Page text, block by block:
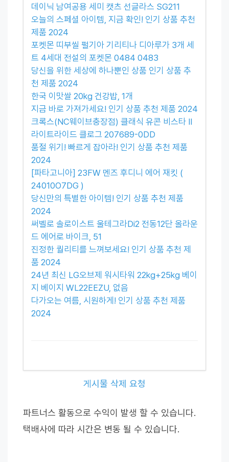
데이닉 남여공용 세미 캣츠 선글라스 SG211
오늘의 스페셜 아이템, 지금 확인! 인기 상품 추천
제품 2024
포켓몬 띠부씰 펄기아 기리티나 디아루가 3개 세
트 4세대 전설의 포켓몬 0484 0483
당신을 위한 세상에 하나뿐인 상품 인기 상품 추
천 제품 2024
한국 이맛쌀 20kg 건강밥, 1개
지금 바로 가져가세요! 인기 상품 추천 제품 2024
크록스(NC웨이브충장점) 클래식 유콘 비스타 II
라이트라이드 클로그 207689-0DD
품절 위기! 빠르게 잡아라! 인기 상품 추천 제품
2024
[파타고니아] 23FW 멘즈 후디니 에어 재킷 (
24010O7DG )
당신만의 특별한 아이템! 인기 상품 추천 제품
2024
써벨로 솔로이스트 울테그라Di2 전동12단 올라운
드 에어로 바이크, 51
진정한 퀄리티를 느껴보세요! 인기 상품 추천 제
품 2024
24년 최신 LG오브제 워시타워 22kg+25kg 베이
지 베이지 WL22EEZU, 없음
다가오는 여름, 시원하게! 인기 상품 추천 제품
2024
게시물 삭제 요청
파트너스 활동으로 수익이 발생 할 수 있습니다.
택배사에 따라 시간은 변동 될 수 있습니다.